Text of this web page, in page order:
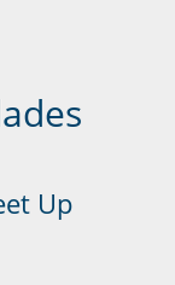
Up